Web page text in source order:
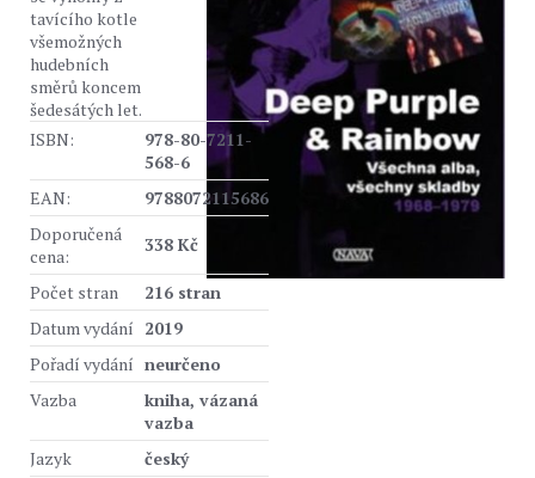
tavícího kotle
všemožných
hudebních
směrů koncem
šedesátých let.
ISBN:
978-80-7211-
568-6
EAN:
9788072115686
Doporučená
cena:
338 Kč
Počet stran
216 stran
Datum vydání 2019
Pořadí vydání neurčeno
Vazba
kniha, vázaná
vazba
Jazyk
český